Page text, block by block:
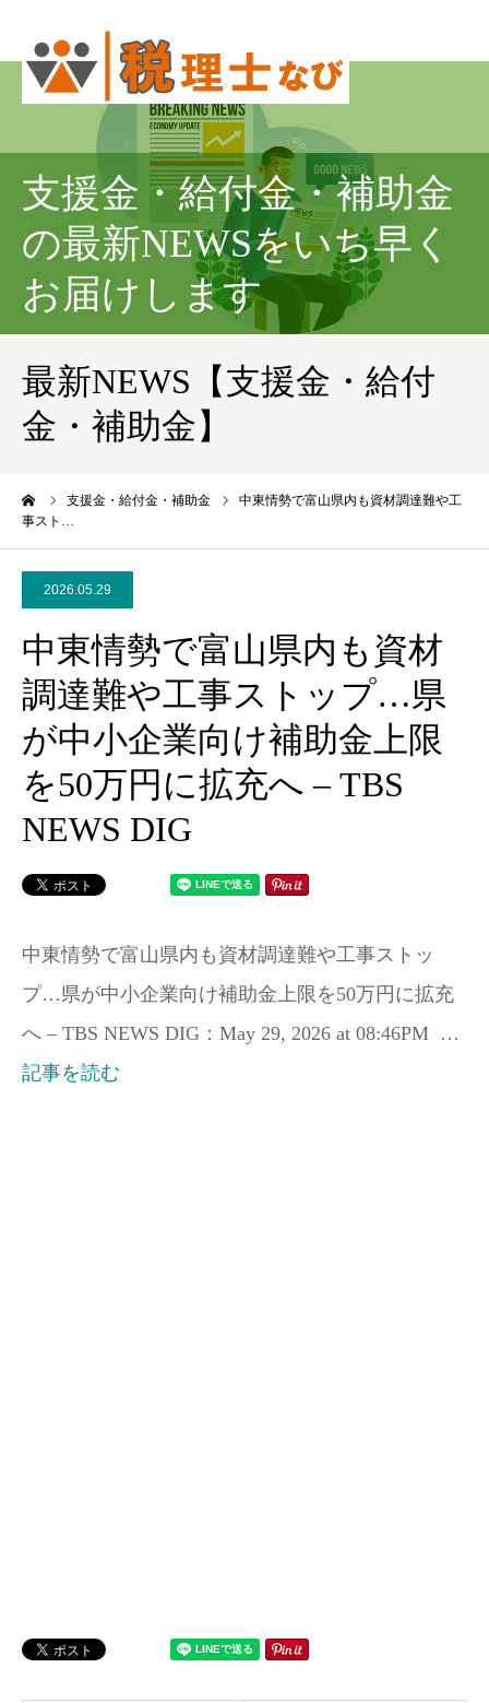
支援金・給付金・補助金
の最新NEWSをいち早く
お届けします
最新NEWS【支援金・給付
金・補助金】
支援金・給付金・補助金
中東情勢で富山県内も資材調達難や工
事スト…
2026.05.29
中東情勢で富山県内も資材
調達難や工事ストップ…県
が中小企業向け補助金上限
を50万円に拡充へ – TBS
NEWS DIG
中東情勢で富山県内も資材調達難や工事ストッ
プ…県が中小企業向け補助金上限を50万円に拡充
へ – TBS NEWS DIG：May 29, 2026 at 08:46PM …
記事を読む